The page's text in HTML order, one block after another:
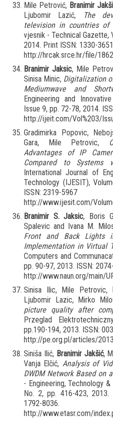
Mile Petrović, Branimir
Ljubomir Lazić,
The
television in countries of
vjesnik - Technical Gazette,
2014. Print ISSN: 1330-
http://hrcak.srce.hr/file/
Branimir Jaksic, Mile
Sinisa Minic, Digitalization
Mediumwave and
Engineering and
Issue 9, pp. 72-78, 2014.
http://ijeit.com/Vol%203/
Gradimirka Popovic,
Gara, Mile Petrovic,
Advantages of IP
Compared to
International Journal of
Technology (IJESIT),
ISSN: 2319-5967
http://www.ijesit.com/
Branimir S. Jaksic, Boris
Spalevic and Ivana M.
Front and Back Lights
Implementation in Virtual
Computers and
pp. 90-97, 2013. ISSN:
http://www.naun.org/main/
Sinisa Ilic, Mile Petrovic,
Ljubomir Lazic, Mirko
picture quality after
Przeglad
pp.190-194, 2013. ISSN:
http://pe.org.pl/articles/
Siniša Ilić, Branimir Jakšić,
Vanja Elčić, Analysis of
DWDM Network Based on
- Engineering, Technology
No. 2, pp. 416-423, 2013.
1792-8036.
http://www.etasr.com/